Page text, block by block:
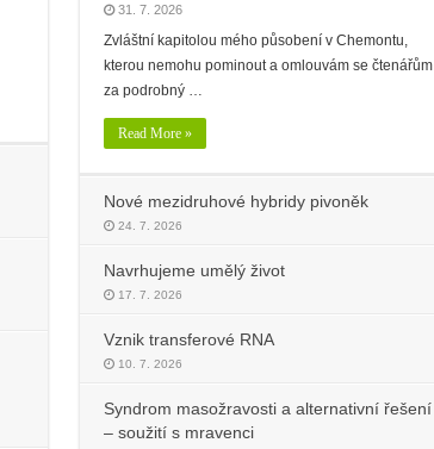
31. 7. 2026
Zvláštní kapitolou mého působení v Chemontu,
kterou nemohu pominout a omlouvám se čtenářům
za podrobný …
Read More »
Nové mezidruhové hybridy pivoněk
24. 7. 2026
Navrhujeme umělý život
17. 7. 2026
Vznik transferové RNA
10. 7. 2026
Syndrom masožravosti a alternativní řešení
– soužití s mravenci